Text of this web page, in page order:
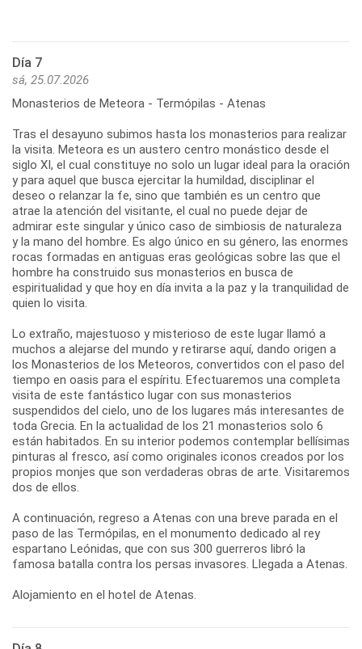
Día 7
sá, 25.07.2026
Monasterios de Meteora - Termópilas - Atenas
Tras el desayuno subimos hasta los monasterios para realizar
la visita. Meteora es un austero centro monástico desde el
siglo XI, el cual constituye no solo un lugar ideal para la oración
y para aquel que busca ejercitar la humildad, disciplinar el
deseo o relanzar la fe, sino que también es un centro que
atrae la atención del visitante, el cual no puede dejar de
admirar este singular y único caso de simbiosis de naturaleza
y la mano del hombre. Es algo único en su género, las enormes
rocas formadas en antiguas eras geológicas sobre las que el
hombre ha construido sus monasterios en busca de
espiritualidad y que hoy en día invita a la paz y la tranquilidad de
quien lo visita.
Lo extraño, majestuoso y misterioso de este lugar llamó a
muchos a alejarse del mundo y retirarse aquí, dando origen a
los Monasterios de los Meteoros, convertidos con el paso del
tiempo en oasis para el espíritu. Efectuaremos una completa
visita de este fantástico lugar con sus monasterios
suspendidos del cielo, uno de los lugares más interesantes de
toda Grecia. En la actualidad de los 21 monasterios solo 6
están habitados. En su interior podemos contemplar bellísimas
pinturas al fresco, así como originales iconos creados por los
propios monjes que son verdaderas obras de arte. Visitaremos
dos de ellos.
A continuación, regreso a Atenas con una breve parada en el
paso de las Termópilas, en el monumento dedicado al rey
espartano Leónidas, que con sus 300 guerreros libró la
famosa batalla contra los persas invasores. Llegada a Atenas.
Alojamiento en el hotel de Atenas.